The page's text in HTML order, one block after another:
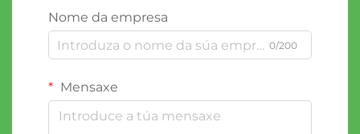
Nome da empresa
0/200
Mensaxe